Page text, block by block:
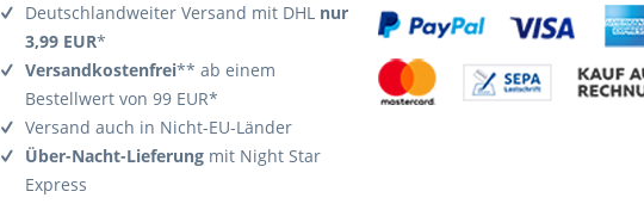
Deutschlandweiter Versand mit DHL nur
3,99 EUR*
Versandkostenfrei** ab einem
Bestellwert von 99 EUR*
Versand auch in Nicht-EU-Länder
Über-Nacht-Lieferung mit Night Star
Express